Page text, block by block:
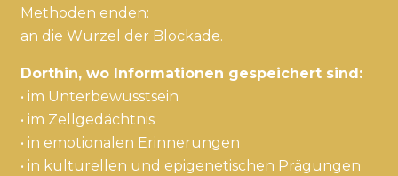
Methoden enden:
an die Wurzel der Blockade.
Dorthin, wo Informationen gespeichert sind:
• im Unterbewusstsein
• im Zellgedächtnis
• in emotionalen Erinnerungen
• in kulturellen und epigenetischen Prägungen